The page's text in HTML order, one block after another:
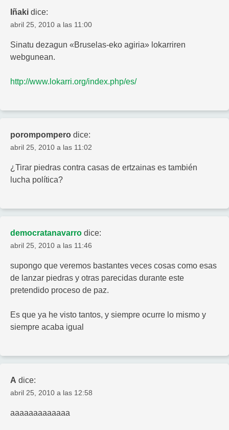
Iñaki dice:
abril 25, 2010 a las 11:00
Sinatu dezagun «Bruselas-eko agiria» lokarriren
webgunean.
http://www.lokarri.org/index.php/es/
porompompero dice:
abril 25, 2010 a las 11:02
¿Tirar piedras contra casas de ertzainas es también
lucha política?
democratanavarro dice:
abril 25, 2010 a las 11:46
supongo que veremos bastantes veces cosas como esas
de lanzar piedras y otras parecidas durante este
pretendido proceso de paz.
Es que ya he visto tantos, y siempre ocurre lo mismo y
siempre acaba igual
A dice:
abril 25, 2010 a las 12:58
aaaaaaaaaaaaa